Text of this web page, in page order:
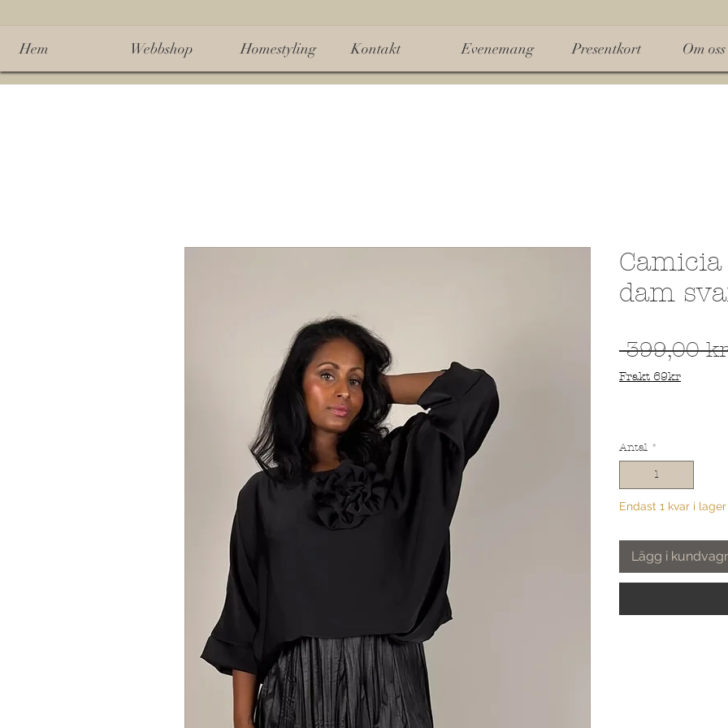
Hem Webbshop Homestyling Kontakt Evenemang Presentkort Om oss
dam
399,00
Frakt 69kr
Antal *
Endast 1 kvar i lager
Lägg i